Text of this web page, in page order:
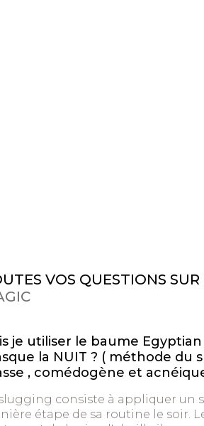
VOS QUESTIONS SUR
je utiliser le baume
la NUIT ? ( méthode du
, comédogène et
consiste à appliquer un
étape de sa routine le soir.